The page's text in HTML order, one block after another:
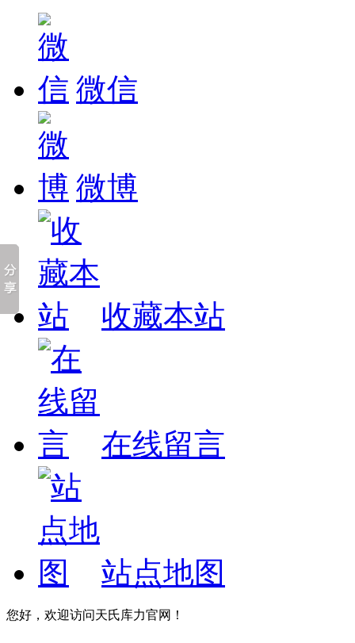
微信
微博
收藏本站
在线留言
站点地图
您好，欢迎访问天氏库力官网！